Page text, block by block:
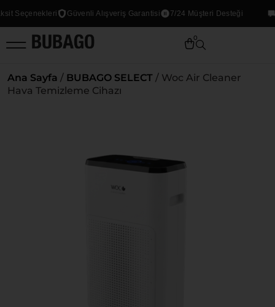
Seçenekleri Güvenli Alışveriş Garantisi 7/24 Müşteri Desteği
0
Ana Sayfa / BUBAGO SELECT / Woc Air Cleaner
Hava Temizleme Cihazı